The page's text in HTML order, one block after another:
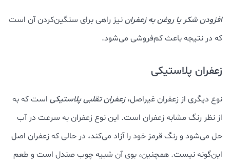
افزودن شکر یا روغن به زعفراننیز راهی برای سنگین‌کردن آن است
که در نتیجه باعث کم‌فروشی می‌شود.
زعفران پلاستیکی
نوع دیگری از زعفران غیراصل،زعفران تقلبی پلاستیکی است که به
از نظر رنگ مشابه زعفران است. این نوع زعفران به سرعت در آب
حل می‌شود و رنگ قرمز خود را آزاد می‌کند، در حالی که زعفران اصل
این‌گونه نیست. همچنین، بوی آن شبیه چوب صندل است و طعم